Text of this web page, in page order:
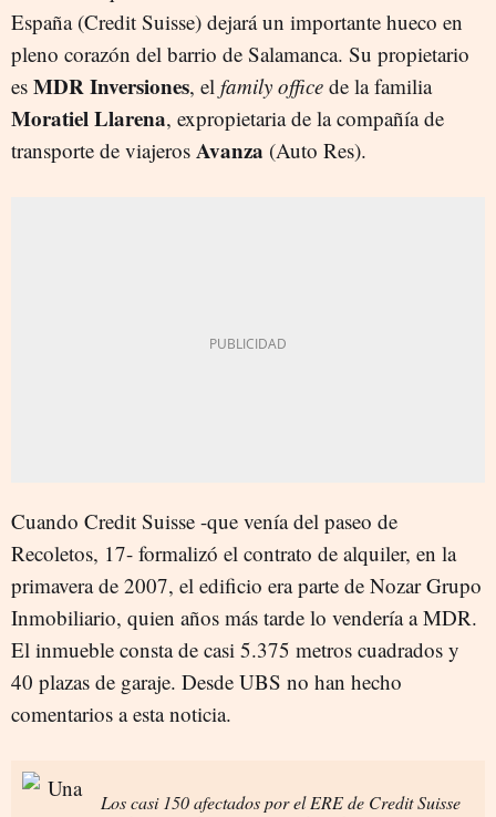
España (Credit Suisse) dejará un importante hueco en
pleno corazón del barrio de Salamanca. Su propietario
es MDR Inversiones, el family office de la familia
Moratiel Llarena, expropietaria de la compañía de
transporte de viajeros Avanza (Auto Res).
Cuando Credit Suisse -que venía del paseo de
Recoletos, 17- formalizó el contrato de alquiler, en la
primavera de 2007, el edificio era parte de Nozar Grupo
Inmobiliario, quien años más tarde lo vendería a MDR.
El inmueble consta de casi 5.375 metros cuadrados y
40 plazas de garaje. Desde UBS no han hecho
comentarios a esta noticia.
Los casi 150 afectados por el ERE de Credit Suisse